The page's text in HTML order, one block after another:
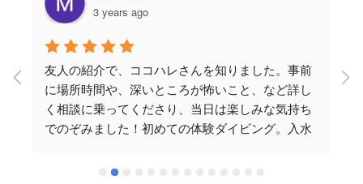
3 years ago
友人の紹介で、ココハレさんを知りました。事前
に場所時間や、深いところが怖いこと、など詳し
く相談に乗ってくださり、当日は楽しみな気持ち
でのぞみました！初めての体験ダイビング。入水
ざ、海中へ。最初は不安でしたが、手を引いてい